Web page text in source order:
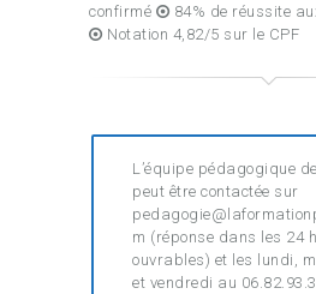
confirmé
84% de réussite
Notation 4,82/5 sur le CPF
L’équipe pédagogique
peut être contactée sur
m (réponse dans les 24
ouvrables) et les lundi,
et vendredi au